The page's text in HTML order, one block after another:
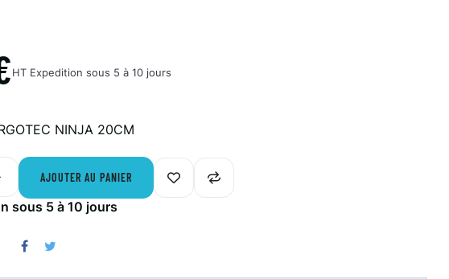
HT Expedition sous 5 à 10 jours
NINJA 20CM
AJOUTER AU PANIER
sous 5 à 10 jours